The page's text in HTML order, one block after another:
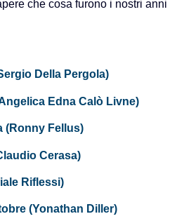
che cosa furono i nostri anni
Della Pergola)
Edna Calò Livne)
(Ronny Fellus)
Cerasa)
Riflessi)
(Yonathan Diller)